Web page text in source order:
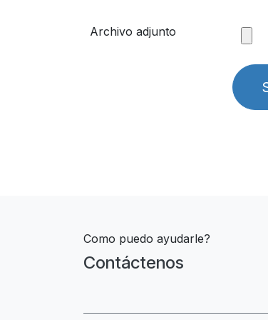
Archivo adjunto
Como puedo ayudarle?
Contáctenos